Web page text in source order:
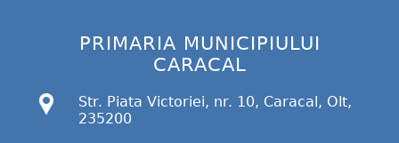
PRIMARIA MUNICIPIULUI
CARACAL
Str. Piata Victoriei, nr. 10, Caracal, Olt,
235200